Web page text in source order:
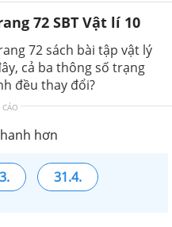
72 SBT Vật lí 10
72 sách bài tập vật lý
cả ba thông số trạng
đều thay đổi?
hơn
31.4.